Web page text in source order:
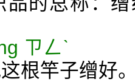
ㄗㄥˋ
根竿子缯好